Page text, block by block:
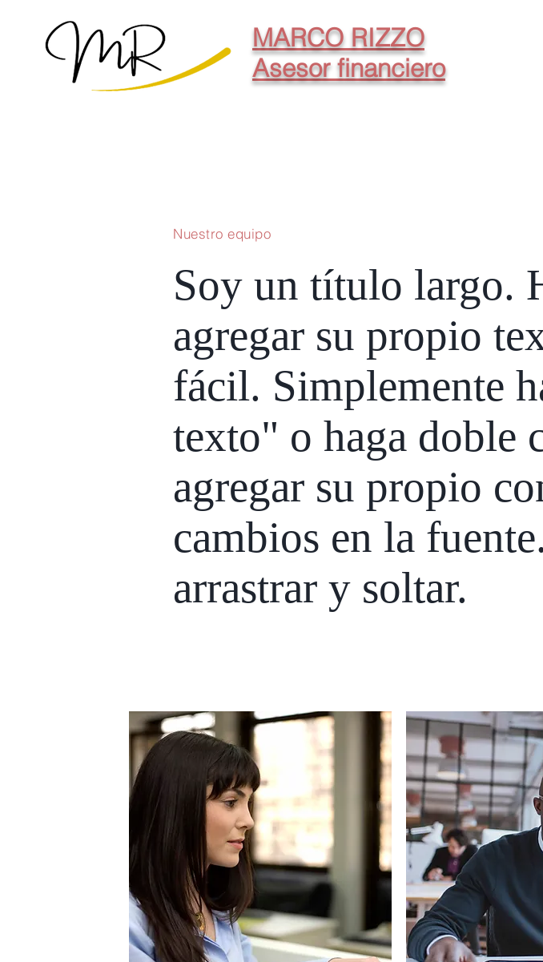
MARCO RIZZO
Asesor financiero
Nuestro equipo
Soy un título largo.
agregar su propio
fácil. Simplemente
texto" o haga doble
agregar su propio
cambios en la
arrastrar y soltar.